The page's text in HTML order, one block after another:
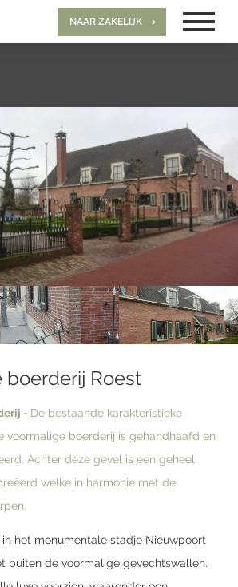
NAAR ZAKELIJK
boerderij Roest
- De bestaande karakteristieke
voormalige boerderij is gehandhaafd en
Achter deze gevel is een geheel
welke in harmonie met de
het monumentale stadje Nieuwpoort
buiten de voormalige gevechtswallen.